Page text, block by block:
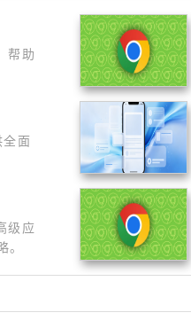
帮助
面
级应
。